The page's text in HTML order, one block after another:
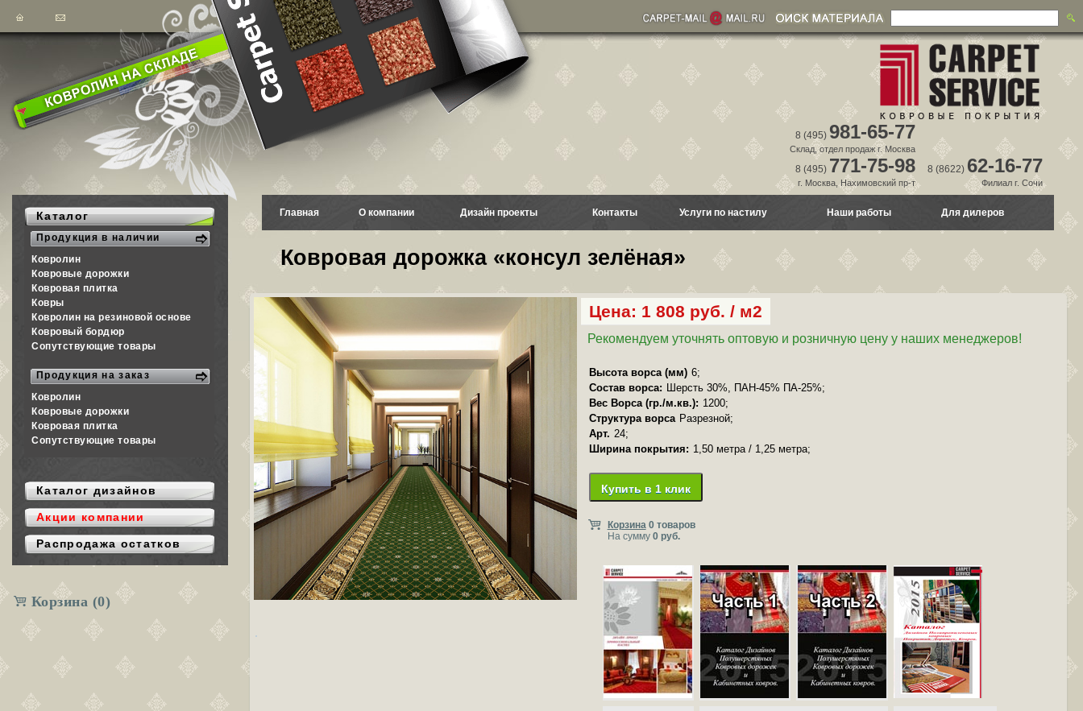
8 (495) 981-65-77
Склад, отдел продаж г. Москва
8 (495) 771-75-98
г. Москва, Нахимовский пр-т
8 (8622) 62-16-77
Филиал г. Сочи
Каталог
Продукция в наличии
Ковролин
Ковровые дорожки
Ковровая плитка
Ковры
Ковролин на резиновой основе
Ковровый бордюр
Сопутствующие товары
Продукция на заказ
Ковролин
Ковровые дорожки
Ковровая плитка
Сопутствующие товары
Каталог дизайнов
Акции компании
Распродажа остатков
Корзина (0)
Главная О компании Дизайн проекты Контакты Услуги по настилу Наши работы Для дилеров
Ковровая дорожка «консул зелёная»
Цена: 1 808 руб. / м2
Рекомендуем уточнять оптовую и розничную цену у наших менеджеров!
Высота ворса (мм) 6;
Состав ворса: Шерсть 30%, ПАН-45% ПА-25%;
Вес Ворса (гр./м.кв.): 1200;
Структура ворса Разрезной;
Арт. 24;
Ширина покрытия: 1,50 метра / 1,25 метра;
Купить в 1 клик
Корзина 0 товаров
На сумму 0 руб.